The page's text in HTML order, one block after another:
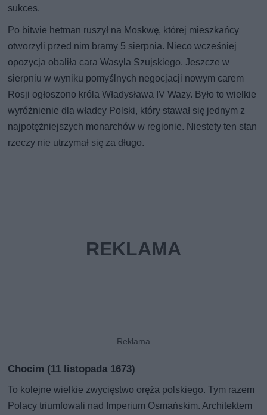
sukces.
Po bitwie hetman ruszył na Moskwę, której mieszkańcy
otworzyli przed nim bramy 5 sierpnia. Nieco wcześniej
opozycja obaliła cara Wasyla Szujskiego. Jeszcze w
sierpniu w wyniku pomyślnych negocjacji nowym carem
Rosji ogłoszono króla Władysława IV Wazy. Było to wielkie
wyróżnienie dla władcy Polski, który stawał się jednym z
najpotężniejszych monarchów w regionie. Niestety ten stan
rzeczy nie utrzymał się za długo.
Chocim (11 listopada 1673)
To kolejne wielkie zwycięstwo oręża polskiego. Tym razem
Polacy triumfowali nad Imperium Osmańskim. Architektem